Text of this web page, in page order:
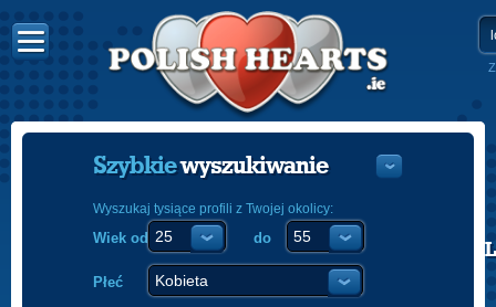
POLISH
Szybkiewyszukiwanie
Wyszukaj tysiące profili z Twojej okolicy:
Wiek od do
Płeć